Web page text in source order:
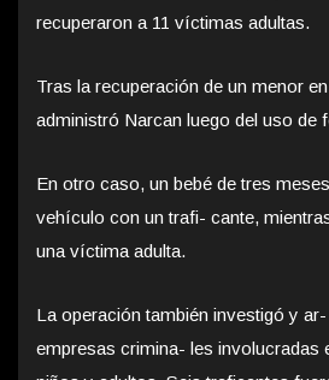
recuperaron a 11 víctimas adultas.
Tras la recuperación de un menor
administró Narcan luego del uso de
En otro caso, un bebé de tres
vehículo con un trafi- cante,
una víctima adulta.
La operación también investigó y
empresas crimina- les involucradas